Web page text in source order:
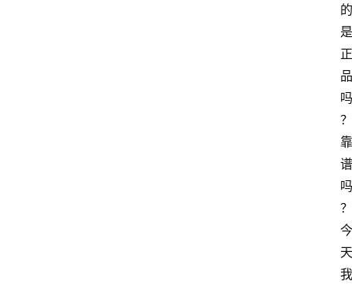
的
是
正
品
吗
？
靠
谱
吗
？
今
天
我